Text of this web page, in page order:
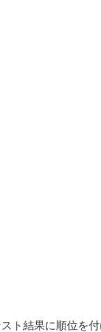
スト結果に順位を